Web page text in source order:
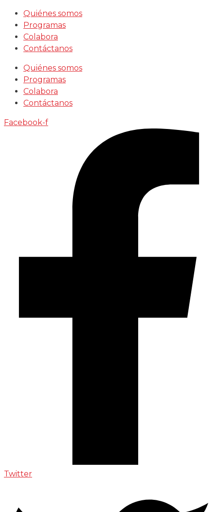
Saltar
contenido
Quiénes somos
Programas
Colabora
Contáctanos
Quiénes somos
Programas
Colabora
Contáctanos
Facebook-f
Twitter